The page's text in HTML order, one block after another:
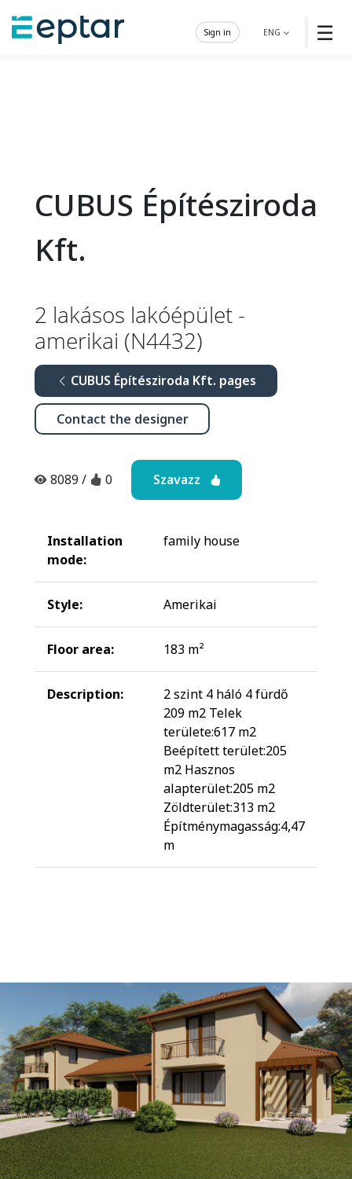
☰
ENG
Sign in
CUBUS Építésziroda
Kft.
2 lakásos lakóépület -
amerikai (N4432)
CUBUS Építésziroda Kft. pages
Contact the designer
8089 / 0 Szavazz
Installation
mode:
family house
Style: Amerikai
Floor area: 183 m²
Description:
2 szint 4 háló 4 fürdő
209 m2 Telek
területe:617 m2
Beépített terület:205
m2 Hasznos
alapterület:205 m2
Zöldterület:313 m2
Építménymagasság:4,47
m